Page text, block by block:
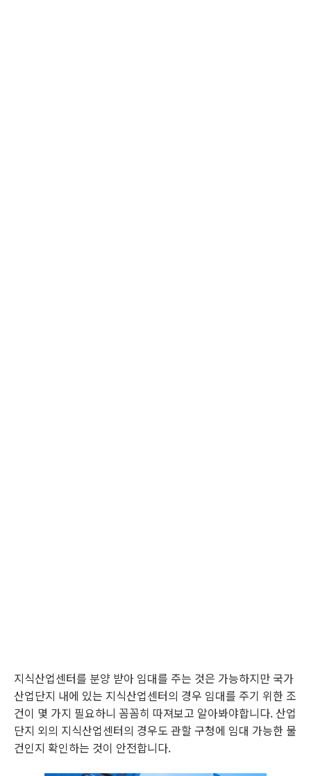
지식산업센터를 분양 받아 임대를 주는 것은 가능하지만 국가
산업단지 내에 있는 지식산업센터의 경우 임대를 주기 위한 조
건이 몇 가지 필요하니 꼼꼼히 따져보고 알아봐야합니다. 산업
단지 외의 지식산업센터의 경우도 관할 구청에 임대 가능한 물
건인지 확인하는 것이 안전합니다.